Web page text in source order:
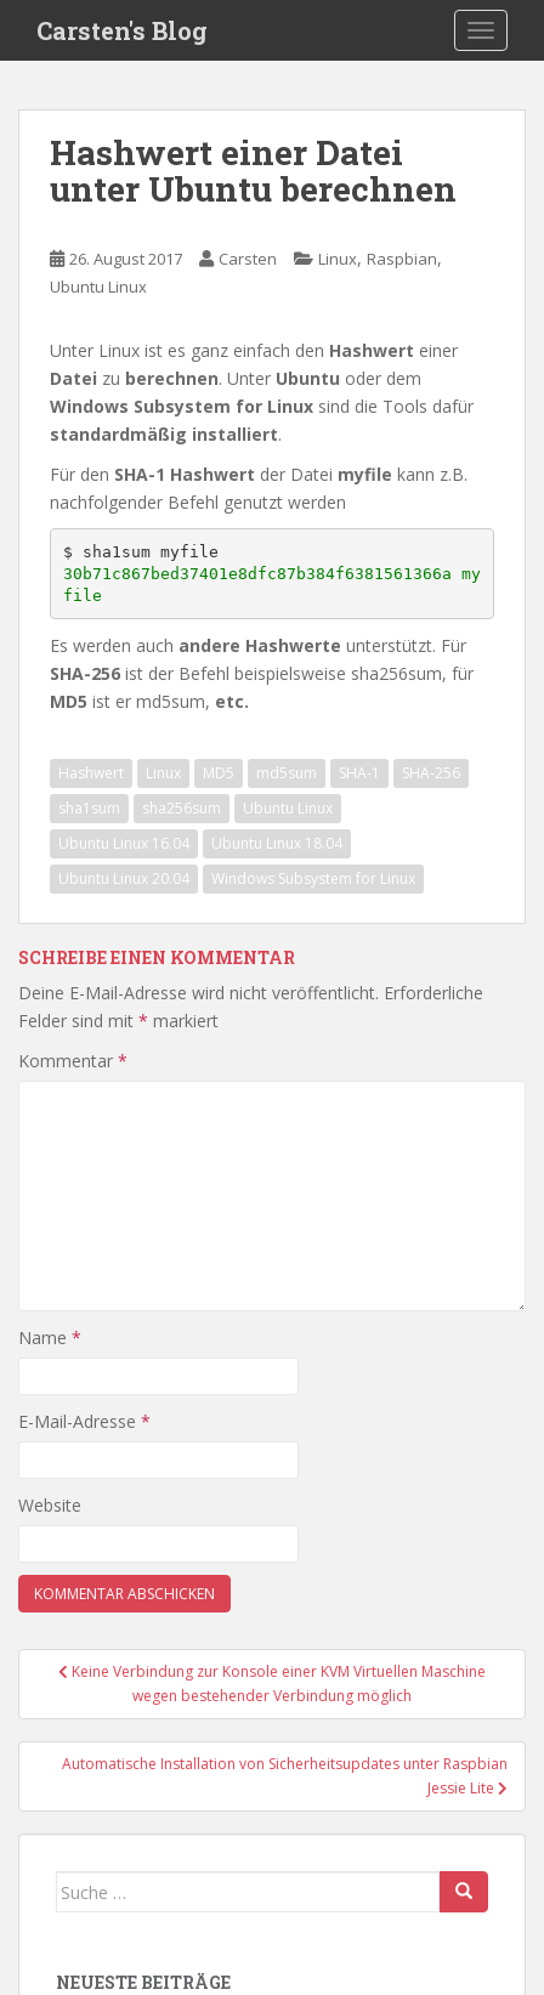
i
Carsten's Blog
Hashwert einer Datei
unter Ubuntu berechnen
26. August 2017 Carsten Linux, Raspbian,
Ubuntu Linux
Unter Linux ist es ganz einfach den Hashwert einer
Datei zu berechnen. Unter Ubuntu oder dem
Windows Subsystem for Linux sind die Tools dafür
standardmäßig installiert.
Für den SHA-1 Hashwert der Datei myfile kann z.B.
nachfolgender Befehl genutzt werden
30b71c867bed37401e8dfc87b384f6381561366a my
file
Es werden auch andere Hashwerte unterstützt. Für
SHA-256 ist der Befehl beispielsweise sha256sum, für
MD5 ist er md5sum, etc.
Hashwert Linux MD5 md5sum SHA-1
SHA-256
sha1sum
sha256sum
Ubuntu Linux
Ubuntu Linux 16.04
Ubuntu Linux 18.04
Ubuntu Linux 20.04
Windows Subsystem for Linux
SCHREIBE EINEN KOMMENTAR
Deine E-Mail-Adresse wird nicht veröffentlicht. Erforderliche
Felder sind mit * markiert
Kommentar *
Name *
E-Mail-Adresse *
Website
Beitragsnavigation
Keine Verbindung zur Konsole einer KVM Virtuellen Maschine
wegen bestehender Verbindung möglich
Automatische Installation von Sicherheitsupdates unter Raspbian
Jessie Lite
Suche
NEUESTE BEITRÄGE